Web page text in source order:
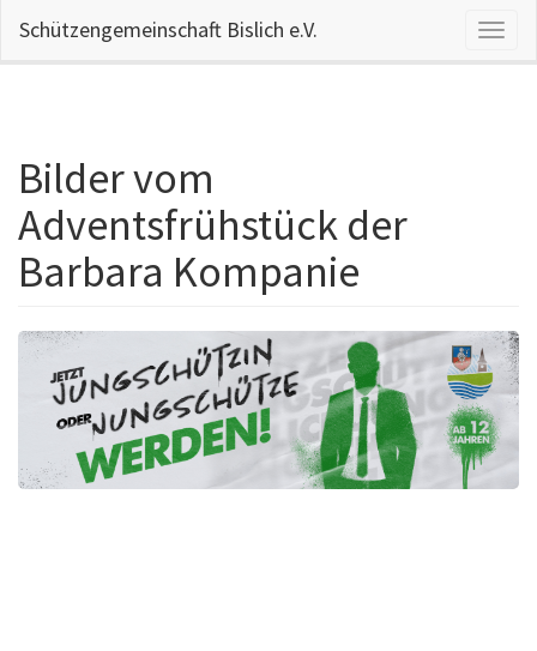
Direkt
zum
Inhalt
Schützengemeinschaft Bislich e.V.
Bilder vom
Adventsfrühstück der
Barbara Kompanie